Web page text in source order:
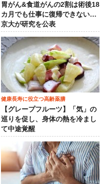
胃がん&食道がんの2割は術後18
カ月でも仕事に復帰できない…
京大が研究を公表
健康長寿に役立つ高齢薬膳
【グレープフルーツ】「気」の
巡りを促し、身体の熱を冷まし
て中途覚醒